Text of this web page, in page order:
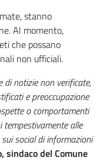
stanno
Al momento,
che possano
non ufficiali.
notizie non verificate,
e preoccupazione
o comportamenti
tempestivamente alle
sui social di informazioni
sindaco del Comune